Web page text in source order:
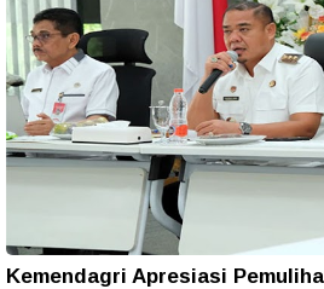
Kemendagri Apresiasi